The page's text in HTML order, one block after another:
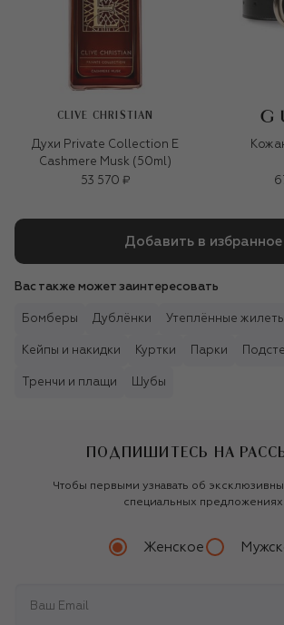
CLIVE CHRISTIAN
Духи Private Collection E
Cashmere Musk (50ml)
53 570 ₽
Добавить в избранное
Вас также может заинтересовать
Бомберы Дублёнки Утеплённые жилеты
Кейпы и накидки Куртки Парки
Тренчи и плащи Шубы
ПОДПИШИТЕСЬ НА
Чтобы первыми узнавать об
специальных предложениях
Женское